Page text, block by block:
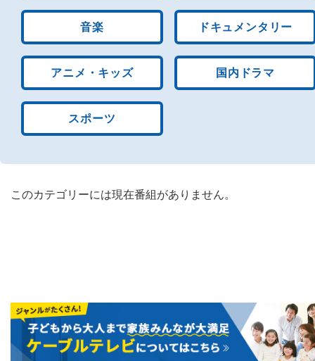
音楽 ドキュメンタリー
アニメ・キッズ 国内ドラマ
スポーツ
このカテゴリーには現在番組がありません。